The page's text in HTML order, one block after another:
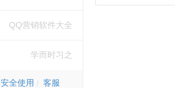
QQ营销软件大全
学而时习之
安全使用 客服